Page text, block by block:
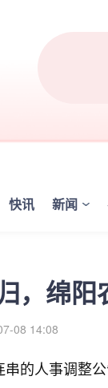
快讯 新闻
，绵
08 14:08
的人事调整